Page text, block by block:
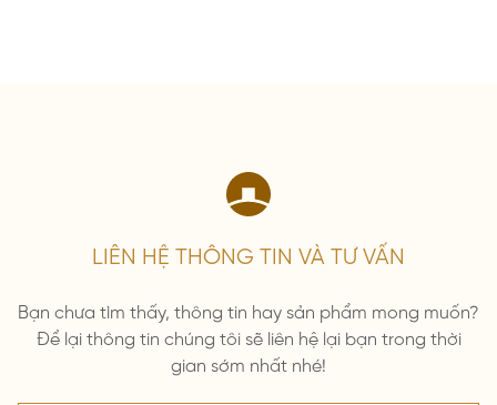
LIÊN HỆ THÔNG TIN VÀ TƯ VẤN
Bạn chưa tìm thấy, thông tin hay sản phẩm mong muốn?
Để lại thông tin chúng tôi sẽ liên hệ lại bạn trong thời
gian sớm nhất nhé!